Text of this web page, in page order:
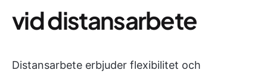
vid distansarbete
Distansarbete erbjuder flexibilitet och